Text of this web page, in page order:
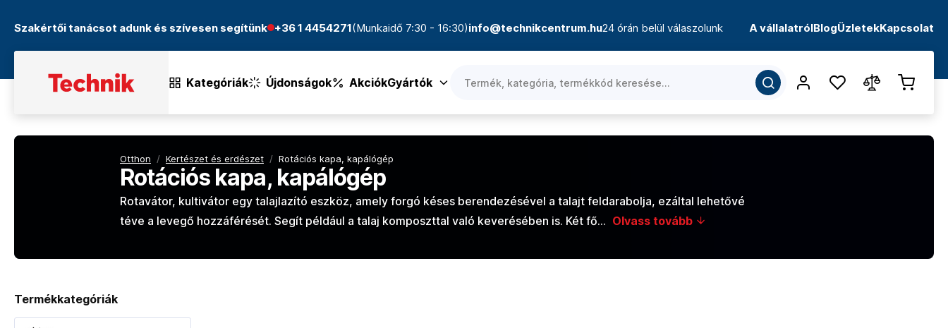
Szakértői tanácsot adunk és szívesen segítünk +36 1 4454271(Munkaidő 7:30 - 16:30)info@technikcentrum.hu24 órán belül válaszolunk A vállalatrólBlogÜzletekKapcsolat
Kategóriák Újdonságok AkciókGyártók
Otthon / Kertészet és erdészet / Rotációs kapa, kapálógép
Rotációs kapa, kapálógép
Rotavátor, kultivátor egy talajlazító eszköz, amely forgó késes berendezésével a talajt feldarabolja, ezáltal lehetővé
téve a levegő hozzáférését. Segít például a talaj komposzttal való keverésében is. Két fő… Olvass tovább
Termékkategóriák